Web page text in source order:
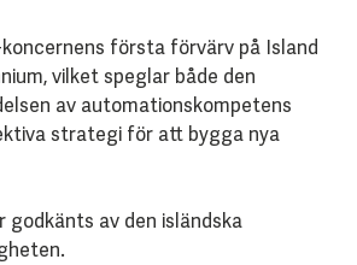
första förvärv på Island
vilket speglar både den
av automationskompetens
strategi för att bygga nya
godkänts av den isländska